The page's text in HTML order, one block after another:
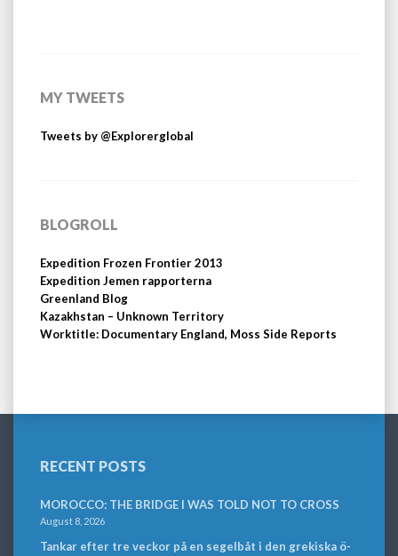
MY TWEETS
Tweets by @Explorerglobal
BLOGROLL
Expedition Frozen Frontier 2013
Expedition Jemen rapporterna
Greenland Blog
Kazakhstan – Unknown Territory
Worktitle: Documentary England, Moss Side Reports
RECENT POSTS
MOROCCO: THE BRIDGE I WAS TOLD NOT TO CROSS
August 8, 2026
Tankar efter tre veckor på en segelbåt i den grekiska ö-